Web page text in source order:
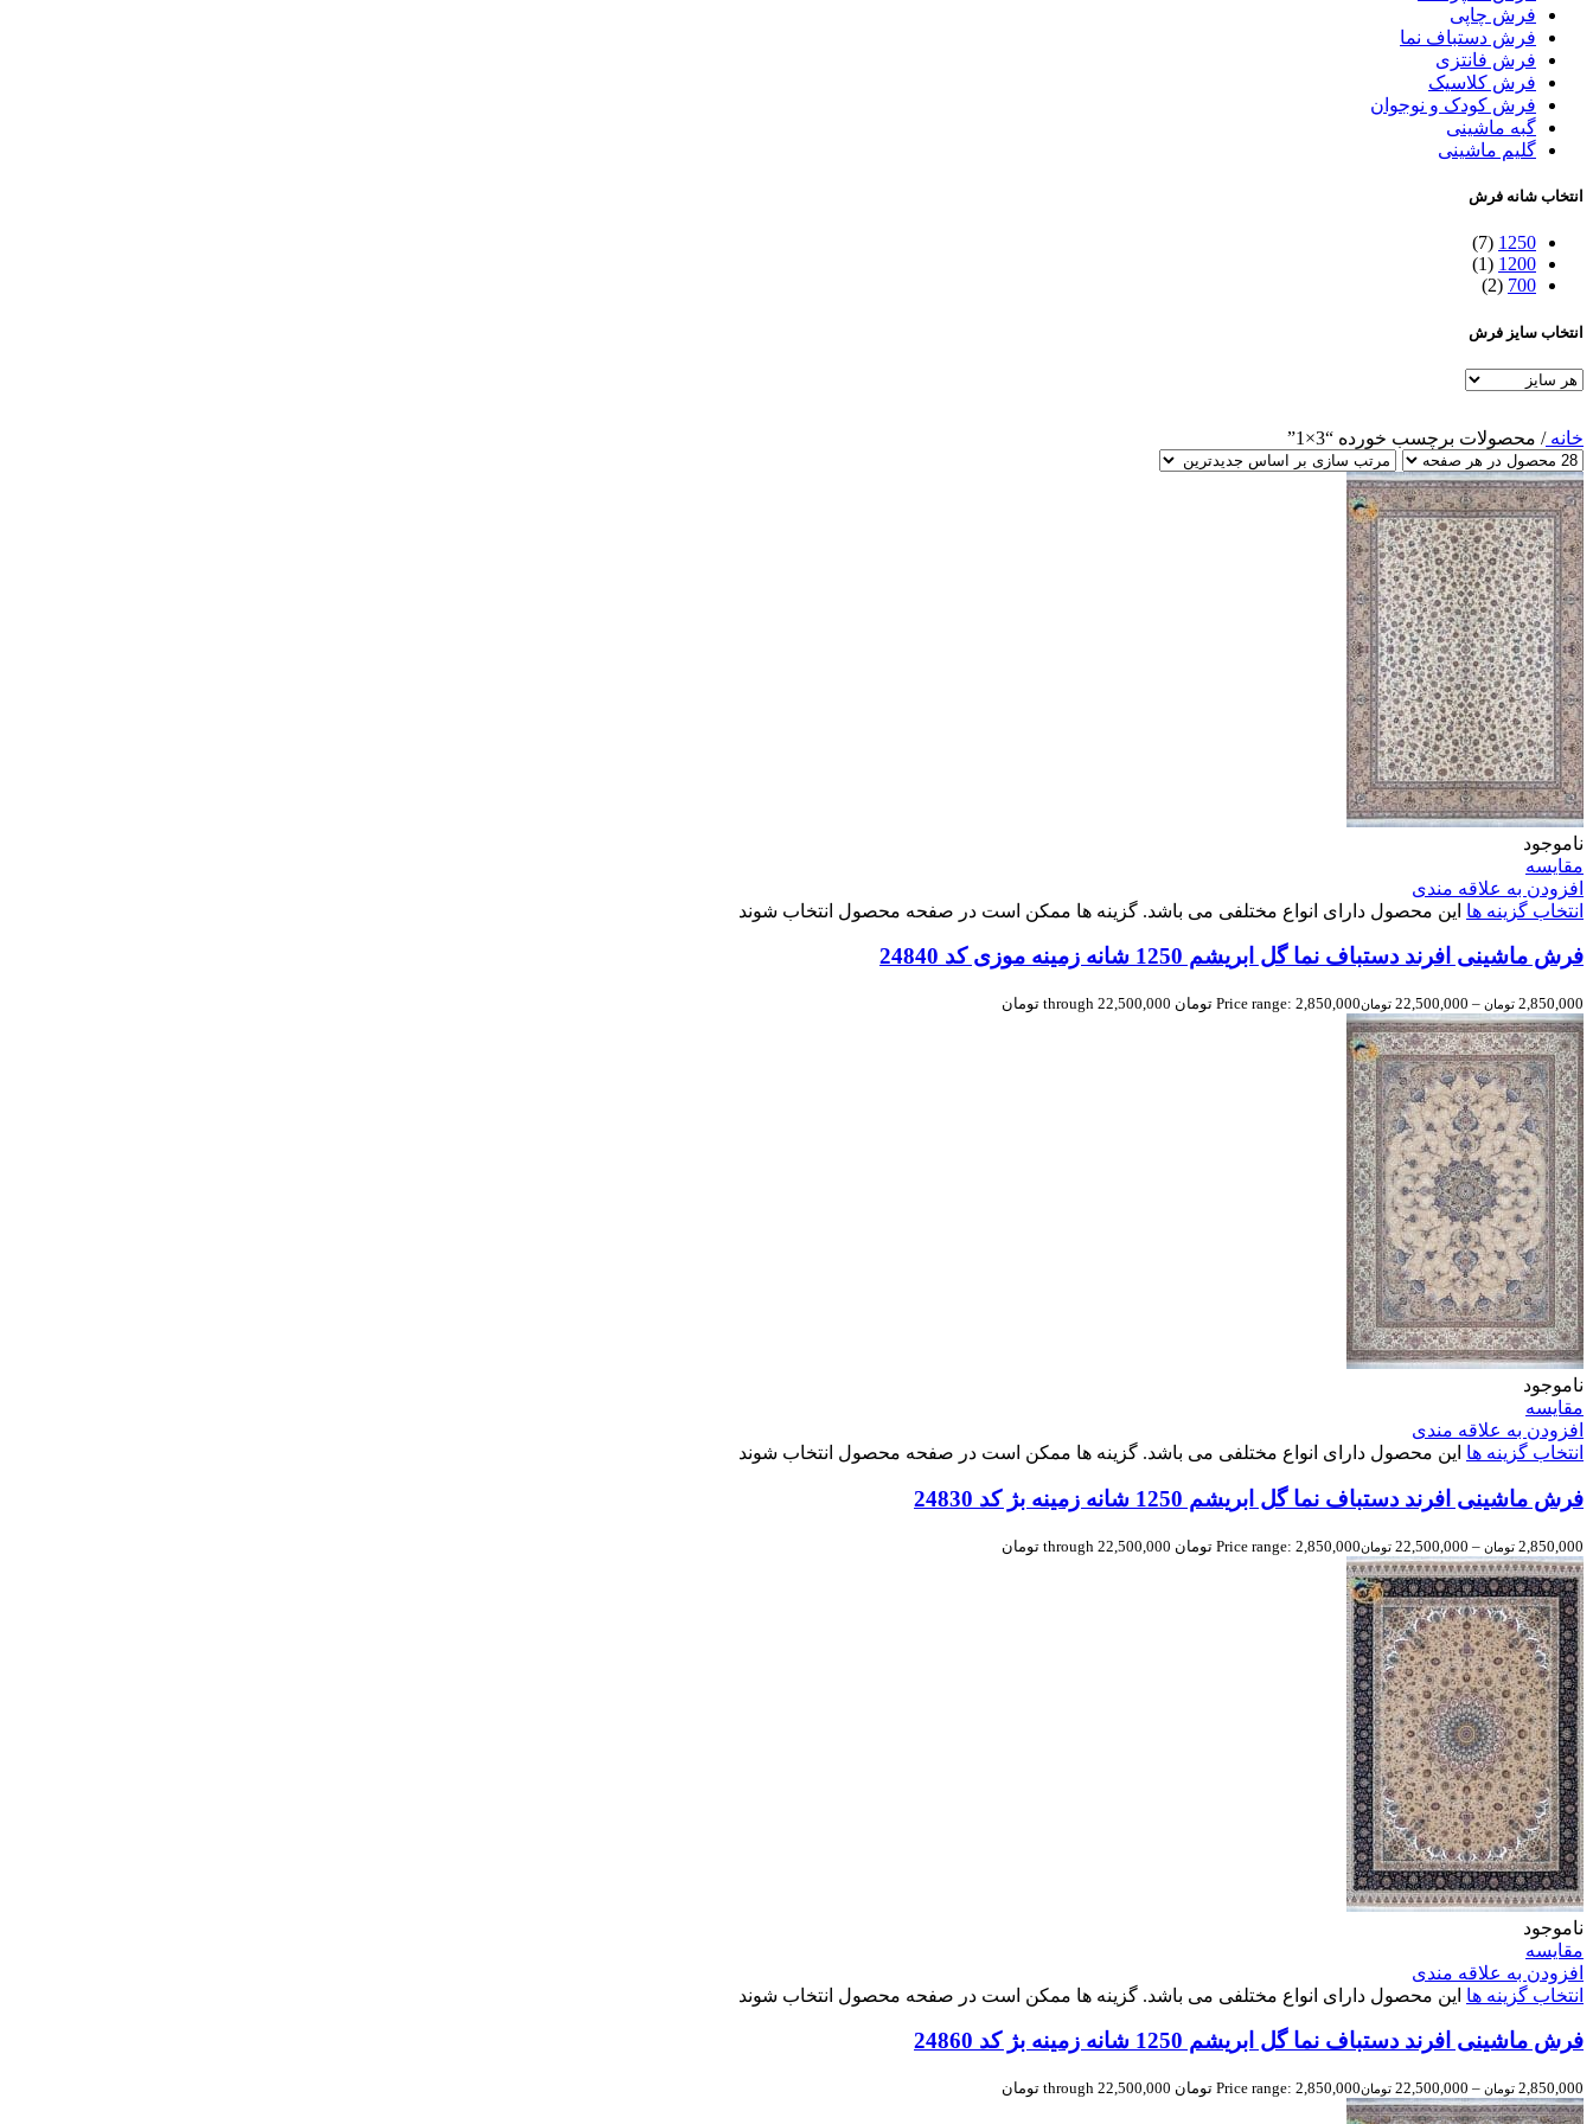
فرش چاپی
فرش دستباف نما
فرش فانتزی
فرش کلاسیک
فرش کودک و نوجوان
گبه ماشینی
گلیم ماشینی
انتخاب شانه فرش
1250
(7)
1200
(1)
700
(2)
انتخاب سایز فرش
خانه/ محصولات برچسب خورده “3×1”
ناموجود
مقایسه
افزودن به علاقه مندی
انتخاب گزینه ها این محصول دارای انواع مختلفی می باشد. گزینه ها ممکن است در صفحه محصول انتخاب شوند
فرش ماشینی افرند دستباف نما گل ابریشم 1250 شانه زمینه موزی کد 24840
2,850,000 تومان –
22,500,000 تومانPrice range: 2,850,000 تومان through 22,500,000 تومان
ناموجود
مقایسه
افزودن به علاقه مندی
انتخاب گزینه ها این محصول دارای انواع مختلفی می باشد. گزینه ها ممکن است در صفحه محصول انتخاب شوند
فرش ماشینی افرند دستباف نما گل ابریشم 1250 شانه زمینه بژ کد 24830
2,850,000 تومان –
22,500,000 تومانPrice range: 2,850,000 تومان through 22,500,000 تومان
ناموجود
مقایسه
افزودن به علاقه مندی
انتخاب گزینه ها این محصول دارای انواع مختلفی می باشد. گزینه ها ممکن است در صفحه محصول انتخاب شوند
فرش ماشینی افرند دستباف نما گل ابریشم 1250 شانه زمینه بژ کد 24860
2,850,000 تومان –
22,500,000 تومانPrice range: 2,850,000 تومان through 22,500,000 تومان